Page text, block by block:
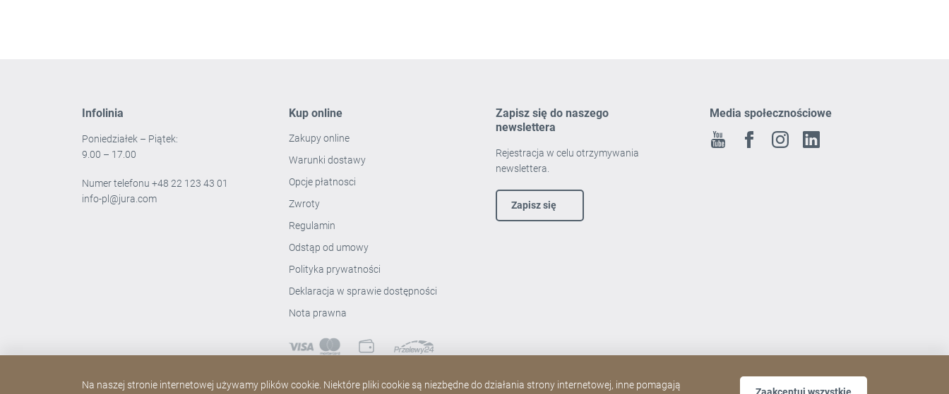
Infolinia
Poniedziałek – Piątek:
9.00 – 17.00
Numer telefonu+48 22 123 43 01
info-pl@jura.com
Kup online
Zakupy online
Warunki dostawy
Opcje płatnosci
Zwroty
Regulamin
Odstąp od umowy
Polityka prywatności
Deklaracja w sprawie dostępności
Nota prawna
Zapisz się do naszego
newslettera
Rejestracja w celu otrzymywania
newslettera.
Zapisz się
Media społecznościowe
Youtube FacebookInstagram
Na naszej stronie internetowej używamy plików cookie. Niektóre pliki cookie są niezbędne do działania strony internetowej, inne pomagają